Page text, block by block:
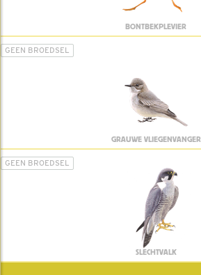
BONTBEKPLEVIER
GEEN BROEDSEL
GRAUWE VLIEGENVANGER
GEEN BROEDSEL
SLECHTVALK